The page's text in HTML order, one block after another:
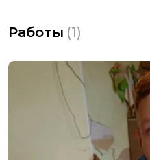
Работы (1)